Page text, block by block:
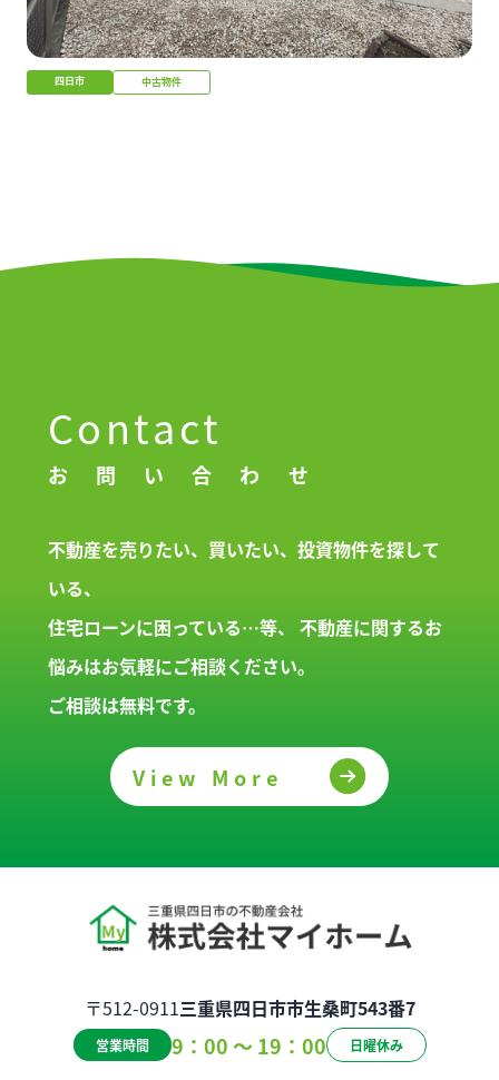
四日市 中古物件
Contact
お問い合わせ
不動産を売りたい、買いたい、投資物件を探して
いる、
住宅ローンに困っている…等、 不動産に関するお
悩みはお気軽にご相談ください。
ご相談は無料です。
View More
〒512-0911三重県四日市市生桑町543番7
営業時間 9：00 ～ 19：00 日曜休み